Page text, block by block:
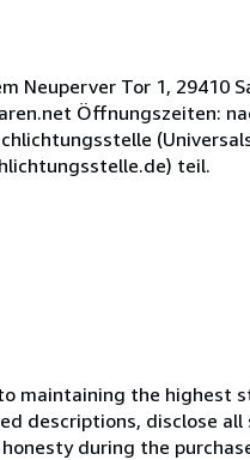
Neuperver Tor 1, 29410
Öffnungszeiten:
teil.
maintaining the highest
descriptions, disclose
during the